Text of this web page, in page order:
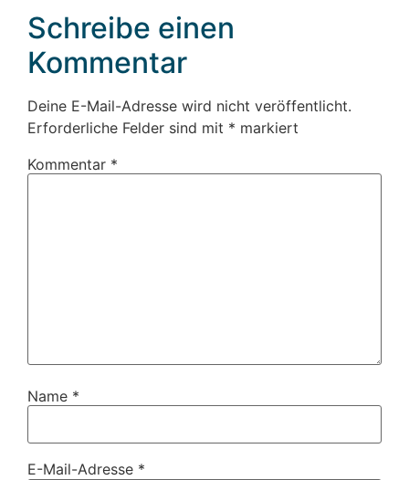
Schreibe einen
Kommentar
Deine E-Mail-Adresse wird nicht veröffentlicht.
Erforderliche Felder sind mit * markiert
Kommentar *
Name *
E-Mail-Adresse *